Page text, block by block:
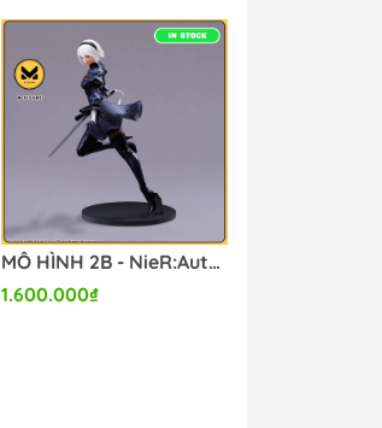
MÔ HÌNH 2B - NieR:Automata FORM-ISM - (YoRHa No.2 Type B) -Goggles OFF Ver.-(Square Enix) FIGURE CHÍNH HÃNG
1.600.000₫